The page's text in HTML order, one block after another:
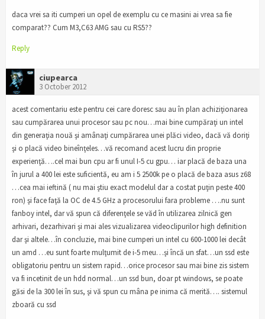
daca vrei sa iti cumperi un opel de exemplu cu ce masini ai vrea sa fie
comparat?? Cum M3,C63 AMG sau cu RS5??
Reply
ciupearca
3 October 2012
acest comentariu este pentru cei care doresc sau au în plan achiziţionarea
sau cumpărarea unui procesor sau pc nou…mai bine cumpăraţi un intel
din generaţia nouă şi amânaţi cumpărarea unei plăci video, dacă vă doriţi
şi o placă video bineînţeles…vă recomand acest lucru din proprie
experienţă….cel mai bun cpu ar fi unul I-5 cu gpu… iar placă de baza una
în jurul a 400 lei este suficientă, eu am i 5 2500k pe o placă de baza asus z68
…cea mai ieftină ( nu mai ştiu exact modelul dar a costat puţin peste 400
ron) şi face faţă la OC de 4.5 GHz a procesorului fara probleme ….nu sunt
fanboy intel, dar vă spun că diferenţele se văd în utilizarea zilnică gen
arhivari, dezarhivari şi mai ales vizualizarea videoclipurilor high definition
dar şi altele…în concluzie, mai bine cumperi un intel cu 600-1000 lei decât
un amd …eu sunt foarte mulţumit de i-5 meu…şi încă un sfat…un ssd este
obligatoriu pentru un sistem rapid…orice procesor sau mai bine zis sistem
va fi incetinit de un hdd normal…un ssd bun, doar pt windows, se poate
găsi de la 300 lei în sus, şi vă spun cu mâna pe inima că merită…. sistemul
zboară cu ssd